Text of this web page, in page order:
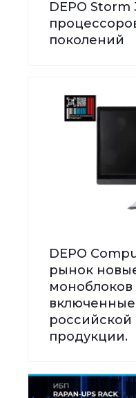
DEPO Storm
поколений
DEPO
рынок
моноблоков
продукции.